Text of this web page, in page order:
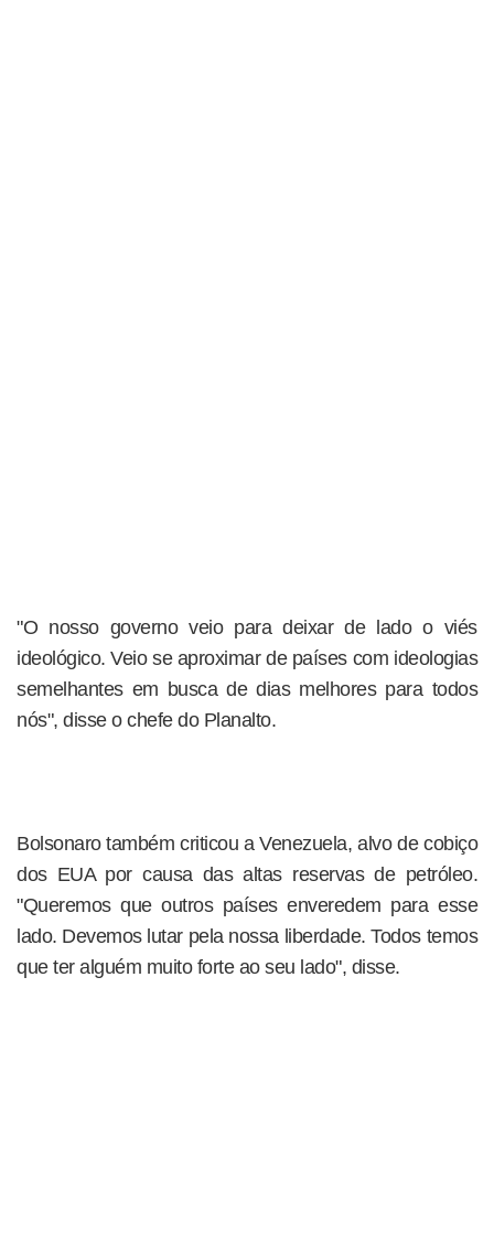
"O nosso governo veio para deixar de lado o viés
ideológico. Veio se aproximar de países com ideologias
semelhantes em busca de dias melhores para todos
nós", disse o chefe do Planalto.
Bolsonaro também criticou a Venezuela, alvo de cobiço
dos EUA por causa das altas reservas de petróleo.
"Queremos que outros países enveredem para esse
lado. Devemos lutar pela nossa liberdade. Todos temos
que ter alguém muito forte ao seu lado", disse.